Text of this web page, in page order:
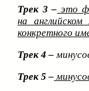
Трек 3 – это
на
конкретного
Трек 4 –
Трек 5 –